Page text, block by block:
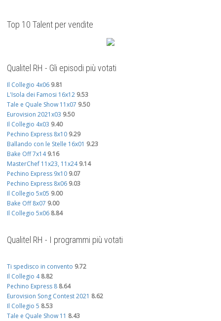
Top 10 Talent per vendite
Qualitel RH - Gli episodi più votati
Il Collegio 4x06 9.81
L'Isola dei Famosi 16x12 9.53
Tale e Quale Show 11x07 9.50
Eurovision 2021x03 9.50
Il Collegio 4x03 9.40
Pechino Express 8x10 9.29
Ballando con le Stelle 16x01 9.23
Bake Off 7x14 9.16
MasterChef 11x23, 11x24 9.14
Pechino Express 9x10 9.07
Pechino Express 8x06 9.03
Il Collegio 5x05 9.00
Bake Off 8x07 9.00
Il Collegio 5x06 8.84
Qualitel RH - I programmi più votati
Ti spedisco in convento 9.72
Il Collegio 4 8.82
Pechino Express 8 8.64
Eurovision Song Contest 2021 8.62
Il Collegio 5 8.53
Tale e Quale Show 11 8.43